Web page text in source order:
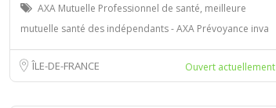
AXA Mutuelle Professionnel de santé, meilleure
mutuelle santé des indépendants - AXA Prévoyance inva
ÎLE-DE-FRANCE Ouvert actuellement